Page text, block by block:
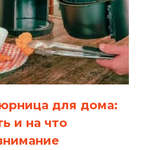
для дома:
и на что